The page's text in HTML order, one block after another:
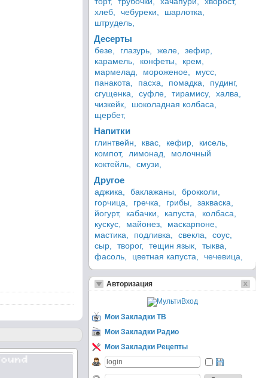
хлеб,
чебуреки,
шарлотка,
штрудель,
Десерты
безе, глазурь, желе,
зефир,
карамель,
конфеты,
крем,
мармелад,
мороженое,
мусс,
панакота,
пасха, помадка,
пудинг,
сгущенка,
суфле, тирамису,
халва,
чизкейк,
шоколадная колбаса,
щербет,
Напитки
глинтвейн, квас, кефир,
кисель,
компот,
лимонад,
молочный
коктейль,
смузи,
Другое
аджика, баклажаны,
брокколи,
горчица,
гречка, грибы,
закваска,
йогурт,
кабачки, капуста,
колбаса,
кускус,
майонез,
маскарпоне,
мастика,
подливка, свекла,
соус,
сыр,
творог, тещин язык,
тыква,
фасоль,
цветная капуста, чечевица,
Авторизация
Мои Закладки ТВ
Мои Закладки Радио
Мои Закладки Рецепты